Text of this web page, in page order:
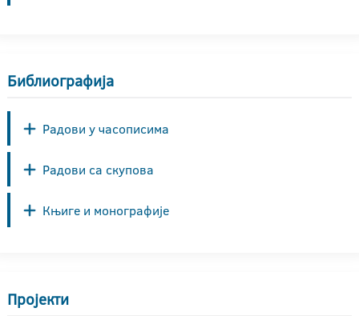
Библиографија
Радови у часописима
Радови са скупова
Књиге и монографије
Пројекти